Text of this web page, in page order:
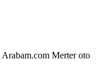
Merter oto